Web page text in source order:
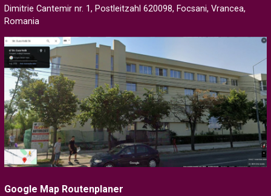
Dimitrie Cantemir nr. 1, Postleitzahl 620098, Focsani, Vrancea,
Romania
Google Map Routenplaner